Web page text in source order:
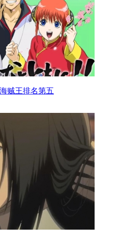
贼王排名第五